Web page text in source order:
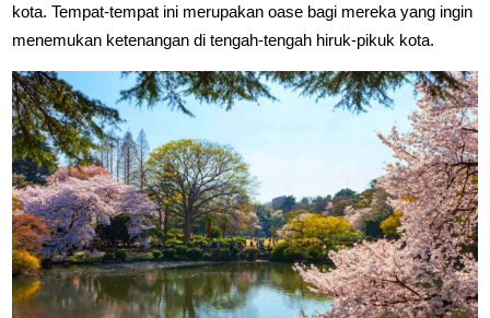
kota. Tempat-tempat ini merupakan oase bagi mereka yang ingin
menemukan ketenangan di tengah-tengah hiruk-pikuk kota.